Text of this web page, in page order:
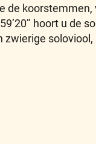
de koorstemmen,
hoort u de
zwierige